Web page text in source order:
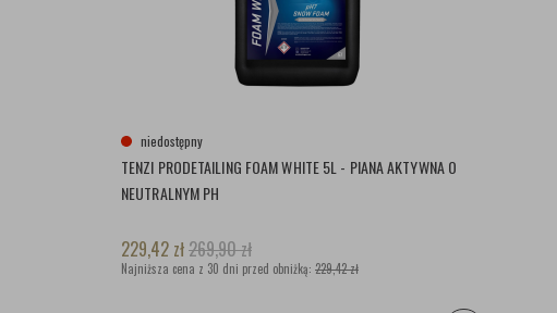
niedostępny
TENZI PRODETAILING FOAM WHITE 5L - PIANA AKTYWNA O
NEUTRALNYM PH
229,42 zł269,90zł
Najniższa cena z 30 dni przed obniżką: 229,42 zł